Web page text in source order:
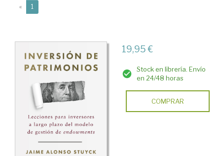
« 1
19,95 €
Stock en librería. Envío
en 24/48 horas
COMPRAR